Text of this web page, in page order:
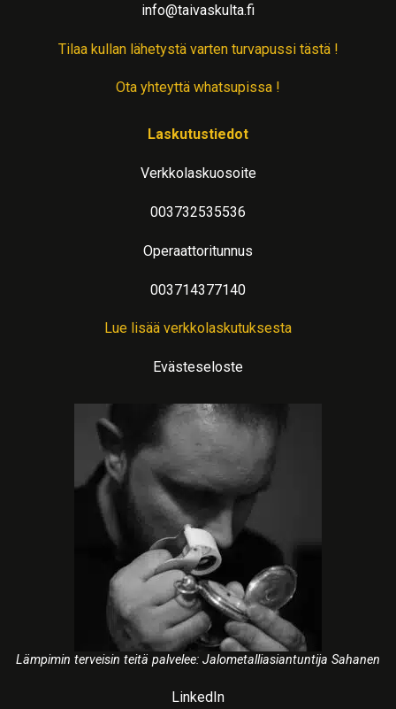
info@taivaskulta.fi
Tilaa kullan lähetystä varten turvapussi tästä !
Ota yhteyttä whatsupissa !
Laskutustiedot
Verkkolaskuosoite
003732535536
Operaattoritunnus
003714377140
Lue lisää verkkolaskutuksesta
Evästeseloste
Lämpimin terveisin teitä palvelee: Jalometalliasiantuntija Sahanen
LinkedIn